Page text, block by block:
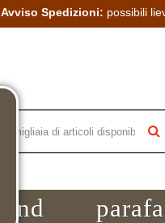
Avviso Spedizioni: possibili